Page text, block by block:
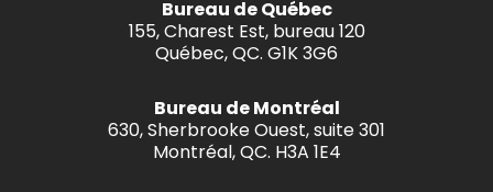
Bureau de Québec
155, Charest Est, bureau 120
Québec, QC. G1K 3G6
Bureau de Montréal
630, Sherbrooke Ouest, suite 301
Montréal, QC. H3A 1E4